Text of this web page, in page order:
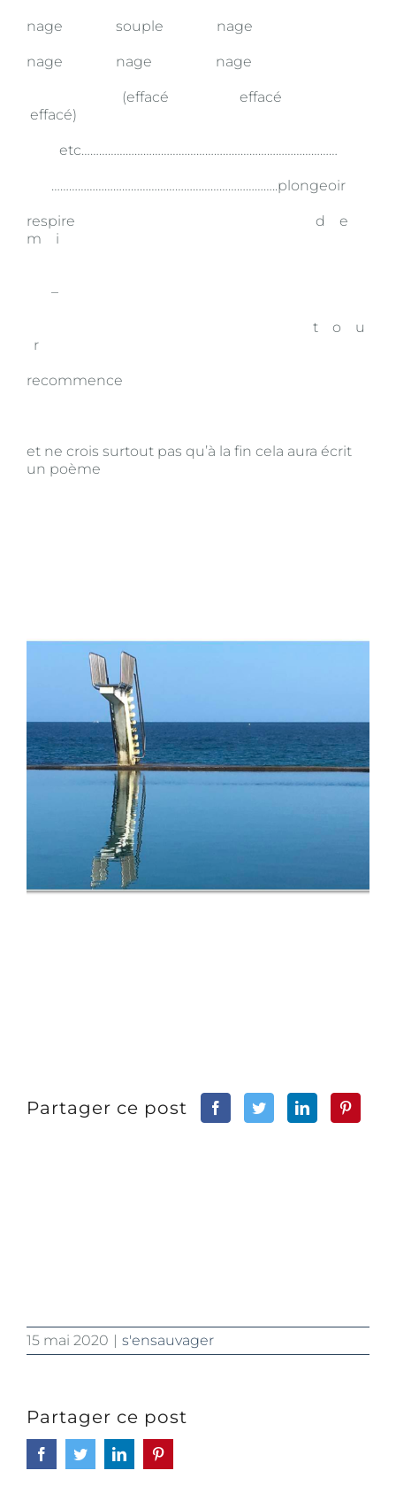
nage souple nage
nage nage nage
(effacé effacé
effacé)
etc……………………………………………………………………………
…………………………………………………………………..plongeoir
respire d e
m i
–
t o u
r
recommence
et ne crois surtout pas qu’à la fin cela aura écrit
un poème
Partager ce post
15 mai 2020 | s'ensauvager
Partager ce post
FacebookTwitterLinkedIn